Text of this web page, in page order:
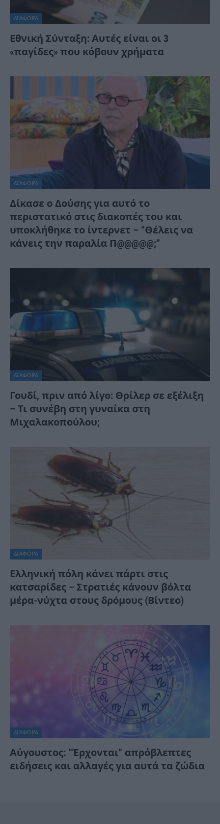
ΔΙΆΦΟΡΑ
Εθνική Σύνταξη: Αυτές είναι οι 3
«παγίδες» που κόβουν χρήματα
ΔΙΆΦΟΡΑ
Δίκασε ο Δούσης για αυτό το
περιστατικό στις διακοπές του και
υποκλήθηκε το ίντερνετ – “Θέλεις να
κάνεις την παραλία Π@@@@@;”
ΔΙΆΦΟΡΑ
Γουδί, πριν από λίγο: Θρίλερ σε εξέλιξη
– Τι συνέβη στη γυναίκα στη
Μιχαλακοπούλου;
ΔΙΆΦΟΡΑ
Ελληνική πόλη κάνει πάρτι στις
κατσαρίδες – Στρατιές κάνουν βόλτα
μέρα-νύχτα στους δρόμους (Βίντεο)
ΔΙΆΦΟΡΑ
Αύγουστος: “Έρχονται” απρόβλεπτες
ειδήσεις και αλλαγές για αυτά τα ζώδια